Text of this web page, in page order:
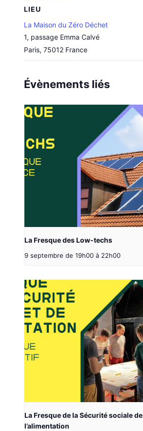
LIEU
La Maison du Zéro Déchet
1, passage Emma Calvé
Paris, 75012 France
Évènements liés
La Fresque des Low-techs
9 septembre de 19h00 à 22h00
La Fresque de la Sécurité sociale de
l’alimentation